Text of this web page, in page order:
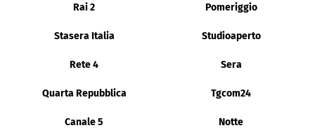
Rai 2 Pomeriggio
Stasera Italia Studioaperto
Rete 4 Sera
Quarta Repubblica Tgcom24
Canale 5 Notte